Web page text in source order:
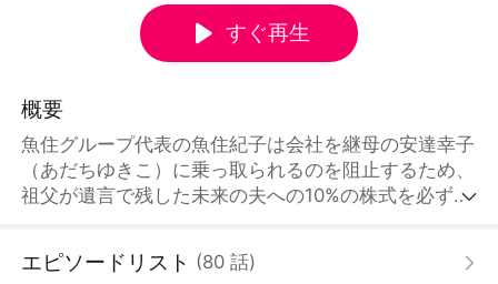
すぐ再生
概要
魚住グループ代表の魚住紀子は会社を継母の安達幸子
（あだちゆきこ）に乗っ取られるのを阻止するため、
祖父が遺言で残した未来の夫への10%の株式を必ず手
紀子はこれを全員拒否し、役所の前で男前だが貧乏人
エピソードリスト (80 話)